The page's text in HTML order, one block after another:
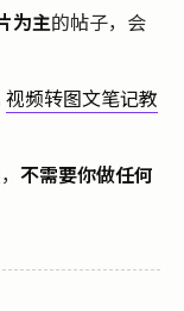
为主的帖子，会
视频转图文笔记教
不需要你做任何